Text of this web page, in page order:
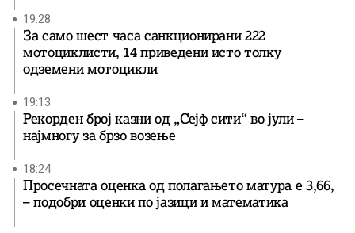
19:28
За само шест часа санкционирани 222
мотоциклисти, 14 приведени исто толку
одземени мотоцикли
19:13
Рекорден број казни од „Сејф сити“ во јули –
најмногу за брзо возење
18:24
Просечната оценка од полагањето матура е 3,66,
– подобри оценки по јазици и математика